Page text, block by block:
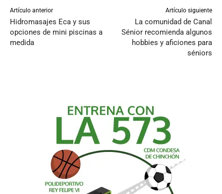
Artículo anterior
Hidromasajes Eca y sus
opciones de mini piscinas a
medida
Artículo siguiente
La comunidad de Canal
Sénior recomienda algunos
hobbies y aficiones para
séniors